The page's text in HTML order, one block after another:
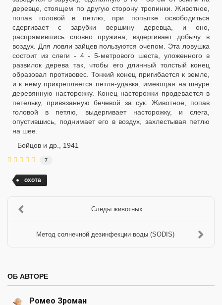
деревце, стоящем по другую сторону тропинки. Животное,
попав головой в петлю, при попытке освободиться
сдергивает с зарубки вершину деревца, и оно,
распрямившись словно пружина, вздергивает добычу в
воздух. Для ловли зайцев пользуются очепом. Эта ловушка
состоит из слеги - 4 - 5-метрового шеста, уложенного в
развилок дерева так, чтобы его длинный толстый конец
образовал противовес. Тонкий конец пригибается к земле,
и к нему прикрепляется петля-удавка, имеющая на шнуре
деревянную насторожку. Конец насторожки продевается в
петельку, привязанную бечевой за сук. Животное, попав
головой в петлю, выдергивает насторожку, и слега,
опустившись, поднимает его в воздух, захлестывая петлю
на шее.
Бойцов и др., 1941
7
охота
Следы животных
Метод солнечной дезинфекции воды (SODIS)
ОБ АВТОРЕ
Ромео Зроман